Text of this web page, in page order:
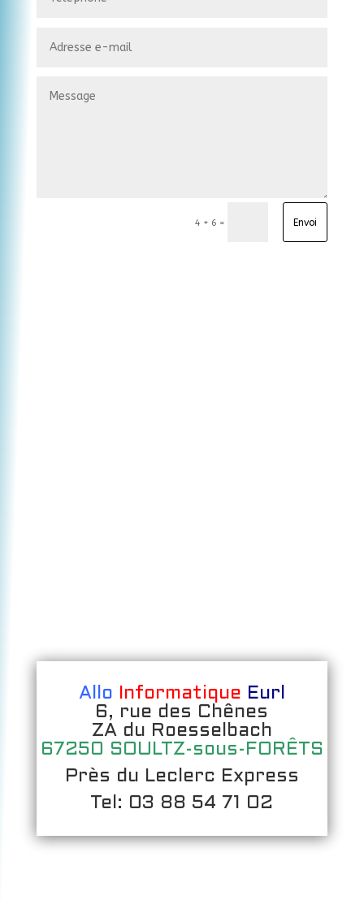
4 + 6 = Envoi
Allo Informatique Eurl
6, rue des Chênes
ZA du Roesselbach
67250 SOULTZ-sous-FORÊTS
Près du Leclerc Express
Tel: 03 88 54 71 02